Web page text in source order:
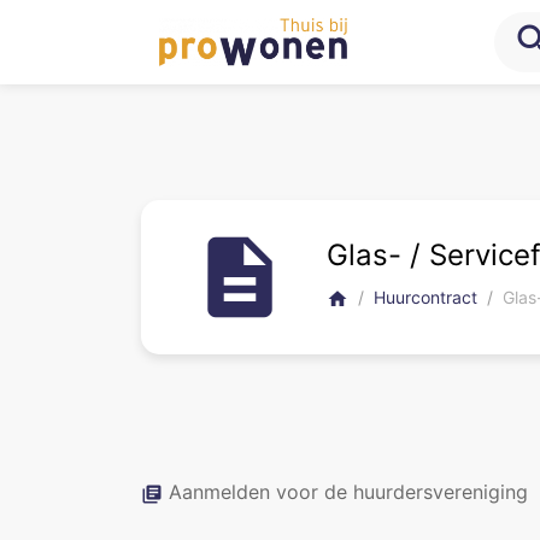
description Glas- /
home Huurcontract
library_books Aanmelden voor de huurdersvereniging